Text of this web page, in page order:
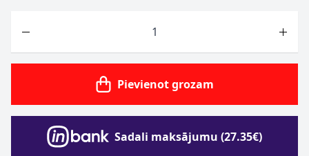
Pievienot grozam
Sadali maksājumu (27.35€)